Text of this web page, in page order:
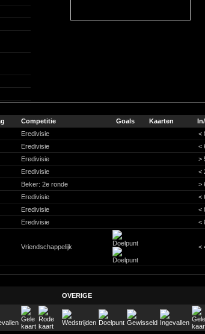
Competitie Goals Kaarten
Eredivisie
<
Eredivisie
<
Eredivisie
>
Eredivisie
<
Beker: 2e ronde
>
Eredivisie
<
Eredivisie
<
Eredivisie <
Vriendschappelijk <
OVERIGE